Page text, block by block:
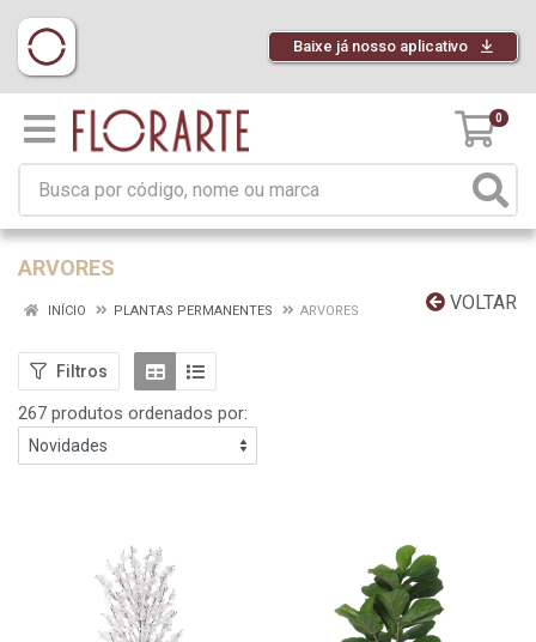
Baixe já nosso aplicativo
0
ARVORES
VOLTAR
INÍCIO PLANTAS PERMANENTES ARVORES
Filtros
267 produtos ordenados por: